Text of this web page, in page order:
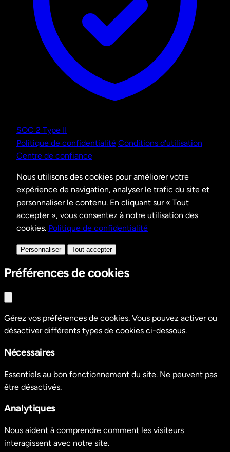
SOC 2 Type II
Politique de confidentialité Conditions d'utilisation
Centre de confiance
Nous utilisons des cookies pour améliorer votre
expérience de navigation, analyser le trafic du site et
personnaliser le contenu. En cliquant sur « Tout
accepter », vous consentez à notre utilisation des
cookies. Politique de confidentialité
Personnaliser Tout accepter
Préférences de cookies
Gérez vos préférences de cookies. Vous pouvez activer ou
désactiver différents types de cookies ci-dessous.
Nécessaires
Essentiels au bon fonctionnement du site. Ne peuvent pas
être désactivés.
Analytiques
Nous aident à comprendre comment les visiteurs
interagissent avec notre site.